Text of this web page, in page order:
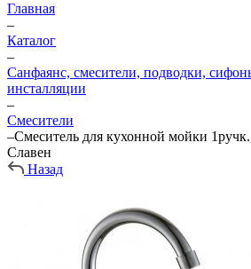
Главная
–
Каталог
–
Санфаянс, смесители, подводки,
инсталляции
–
Смесители
–Смеситель для кухонной мойки
Славен
Назад